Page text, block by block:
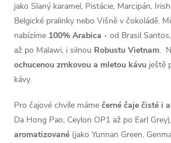
jako Slaný karamel, Pistácie, Marcipán,
Belgické pralinky nebo Višně v čokoládě.
nabízíme 100% Arabica - od Brasil
až po Malawi, i silnou Robustu Vietnam.
ochucenou zrnkovou a mletou kávu ještě
kávy.
Pro čajové chvíle máme černé čaje čisté i
Da Hong Pao, Ceylon OP1 až po Earl Grey),
aromatizované (jako Yunnan Green,